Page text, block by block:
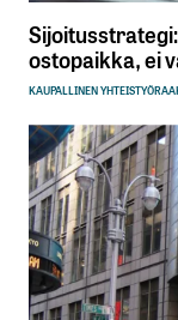
ostopaikka, ei
KAUPALLINEN YHTEISTYÖ